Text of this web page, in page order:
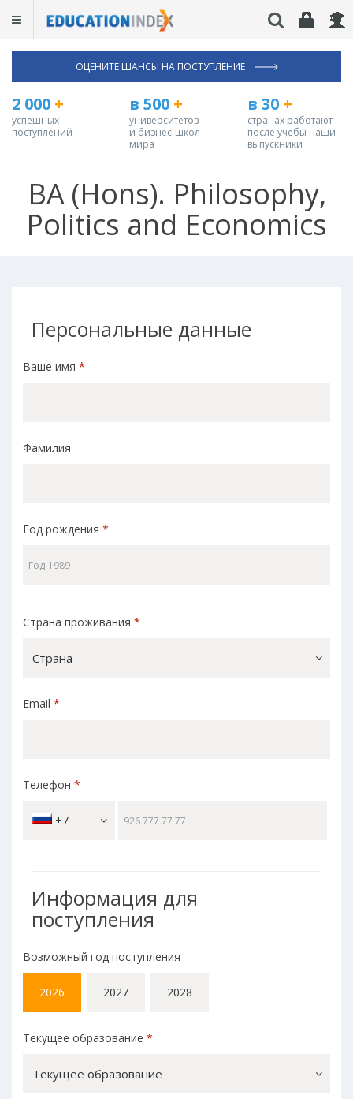
ОЦЕНИТЕ ШАНСЫ НА ПОСТУПЛЕНИЕ
2 000 +
успешных
поступлений
в 500 +
университетов
и бизнес-школ
мира
в 30+
странах работают
после учебы наши
выпускники
BA (Hons). Philosophy,
Politics and Economics
Персональные данные
Ваше имя *
Фамилия
Год рождения *
Страна проживания *
Страна
Email *
Телефон *
+7
Информация для
поступления
Возможный год поступления
2026 2027 2028
Текущее образование *
Текущее образование